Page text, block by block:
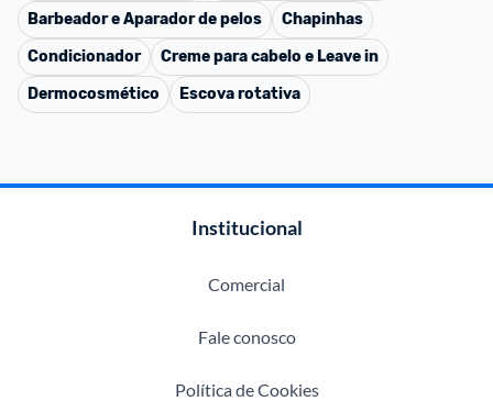
Barbeador e Aparador de pelos
Chapinhas
Condicionador
Creme para cabelo e Leave in
Dermocosmético
Escova rotativa
Institucional
Comercial
Fale conosco
Política de Cookies